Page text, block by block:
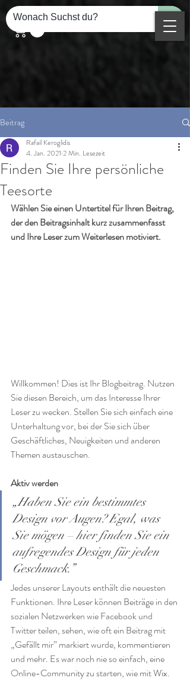
Beitrag
Finden Sie Ihre persönliche
Teesorte
Rafail Keroglidis
4. Jan. 2021 2 Min. Lesezeit
Wählen Sie einen Untertitel für Ihren Beitrag,
der den Beitragsinhalt kurz zusammenfasst
und Ihre Leser zum Weiterlesen motiviert.
Willkommen! Dies ist Ihr Blogbeitrag. Nutzen
Sie diesen Bereich, um das Interesse Ihrer
Leser zu wecken. Stellen Sie sich einfach eine
Unterhaltung vor, bei der Sie sich über
Geschäftliches, Neuigkeiten und anderen
Themen austauschen.
Aktiv werden
„Haben Sie ein bestimmtes
Design vor Augen? Egal, was
Sie mögen – hier finden Sie ein
aufregendes Design für jeden
Geschmack.”
Jedes unserer Layouts enthält die neuesten
Funktionen. Ihre Leser können Beiträge in den
sozialen Netzwerken wie Facebook und
Twitter teilen, sehen, wie oft ein Beitrag mit
„Gefällt mir” markiert wurde, kommentieren
und mehr. Es war noch nie so einfach, eine
Online-Community zu starten, wie mit Wix.